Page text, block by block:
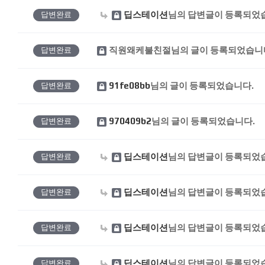
답변완료 딥스테이션님의 답변글이 등록되었
답변완료 직원왜케불친절 님의 글이 등록되었습
답변완료 91fe08bb님의 글이 등록되었습니다.
답변완료 970409b2님의 글이 등록되었습니다.
답변완료 딥스테이션님의 답변글이 등록되었
답변완료 딥스테이션님의 답변글이 등록되었
답변완료 딥스테이션님의 답변글이 등록되었
답변완료 딥스테이션님의 답변글이 등록되었